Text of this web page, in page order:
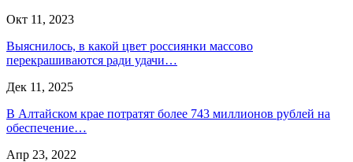
Окт 11, 2023
Выяснилось, в какой цвет россиянки массово
перекрашиваются ради удачи…
Дек 11, 2025
В Алтайском крае потратят более 743 миллионов рублей на
обеспечение…
Апр 23, 2022